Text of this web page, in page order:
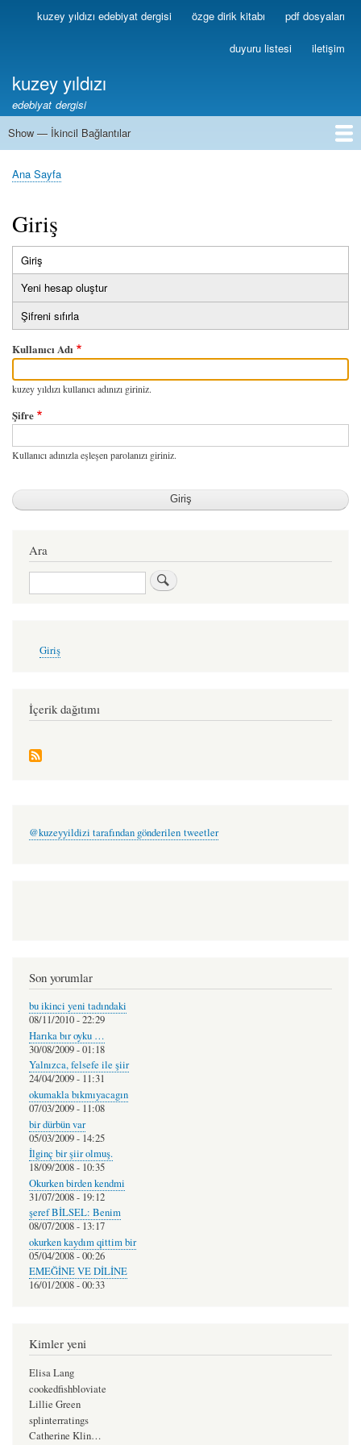
Ana
içeriğe
Birincilkuzey yıldızı edebiyat dergisi özge dirik kitabı pdf dosyaları
duyuru listesi iletişim
kuzey yıldızı
edebiyat dergisi
İkincil
Show — İkincil Bağlantılar
1
2
3
4
5
6
7
8
9
10
11
12
13
Sayfa
Ana Sayfa
Giriş
Birincil
sekmeler
Giriş
sekme)
Yeni hesap oluştur
Şifreni sıfırla
Kullanıcı Adı
kuzey yıldızı kullanıcı adınızı giriniz.
Şifre
Kullanıcı adınızla eşleşen parolanızı giriniz.
Ara
Ara
account
Giriş
İçerik dağıtımı
@kuzeyyildizi tarafından gönderilen tweetler
Son yorumlar
bu ikinci yeni tadındaki
08/11/2010 - 22:29
Harıka bır oyku …
30/08/2009 - 01:18
Yalnızca, felsefe ile şiir
24/04/2009 - 11:31
okumakla bıkmıyacagın
07/03/2009 - 11:08
bir dürbün var
05/03/2009 - 14:25
İlginç bir şiir olmuş.
18/09/2008 - 10:35
Okurken birden kendmi
31/07/2008 - 19:12
şeref BİLSEL: Benim
08/07/2008 - 13:17
okurken kaydım qittim bir
05/04/2008 - 00:26
EMEĞİNE VE DİLİNE
16/01/2008 - 00:33
Kimler yeni
Elisa Lang
cookedfishbloviate
Lillie Green
splinterratings
Catherine Klin…